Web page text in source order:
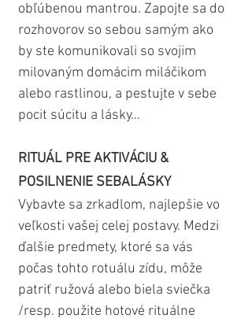
obľúbenou mantrou. Zapojte sa do
rozhovorov so sebou samým ako
by ste komunikovali so svojim
milovaným domácim miláčikom
alebo rastlinou, a pestujte v sebe
pocit súcitu a lásky...
RITUÁL PRE AKTIVÁCIU &
POSILNENIE SEBALÁSKY
Vybavte sa zrkadlom, najlepšie vo
veľkosti vašej celej postavy. Medzi
ďalšie predmety, ktoré sa vás
počas tohto rotuálu zídu, môže
patriť ružová alebo biela sviečka
/resp. použite hotové rituálne